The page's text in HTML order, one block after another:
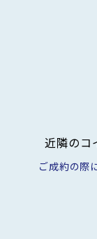
近隣のコ
ご成約の際